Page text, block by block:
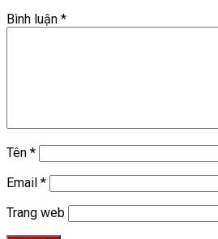
Bình luận *
Tên *
Email *
Trang web